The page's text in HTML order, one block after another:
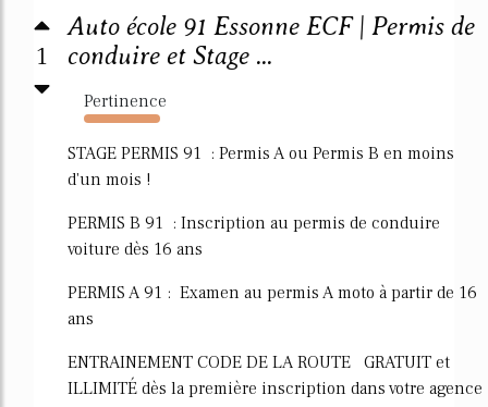
1
Auto école 91 Essonne ECF | Permis de
conduire et Stage ...
Pertinence
1969%
STAGE PERMIS 91 : Permis A ou Permis B en moins
d'un mois !
PERMIS B 91 : Inscription au permis de conduire
voiture dès 16 ans
PERMIS A 91 : Examen au permis A moto à partir de 16
ans
ENTRAINEMENT CODE DE LA ROUTE GRATUIT et
ILLIMITÉ dès la première inscription dans votre agence